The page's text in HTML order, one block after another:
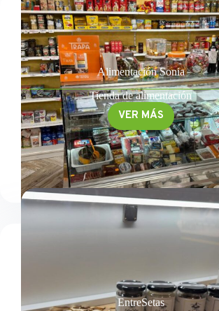
Alimentación Sonia
Tienda de alimentación
VER MÁSAlimentación
Sonia
EntreSetas